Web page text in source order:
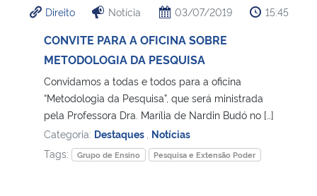
Ministério da Cidadania
Ministério de Minas e Energia
Ministério da Ciência, Tecnologia, Inovações e Comunicações
Ministério do Meio Ambiente
Direito Notícia 03/07/2019 15:45
CONVITE PARA A OFICINA SOBRE
METODOLOGIA DA PESQUISA
Convidamos a todas e todos para a oficina
“Metodologia da Pesquisa”, que será ministrada
pela Professora Dra. Marília de Nardin Budó no […]
Categoria: Destaques Notícias
Tags:
Grupo de Ensino Pesquisa e Extensão Poder